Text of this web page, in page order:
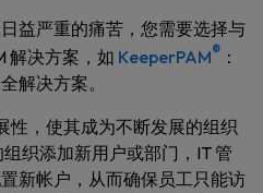
益严重的痛苦，您需要选择与
解决方案，如 KeeperPAM® ：
解决方案。
性，使其成为不断发展的组织
织添加新用户或部门，IT 管
新帐户，从而确保员工只能访